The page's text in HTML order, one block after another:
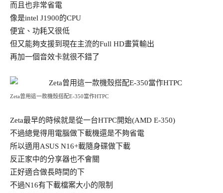
而且也非常省電
像是intel J1900的CPU
便宜、功耗又很低
但又能夠支援到現在主流的Full HD畫質輸出
再加一個音效卡就很不錯了
Zeta曾用這一款機殼搭配E-350當作HTPC
Zeta最早的時候就是從一台HTPC開始(AMD E-350)
不過總覺得用電腦做下載機還是不夠省電
所以適用ASUS N16+載隨身碟做下載
反正家中的分享器也不會關
正好適合做長時間的下
不過N16有下載檔案大小的限制